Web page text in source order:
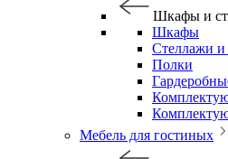
Шкафы и
Шкафы
Стеллажи и
Полки
Мебель для гостиных